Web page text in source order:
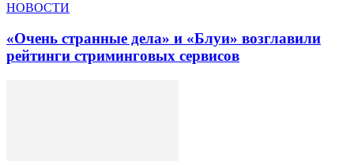
НОВОСТИ
«Очень странные дела» и «Блуи» возглавили
рейтинги стриминговых сервисов